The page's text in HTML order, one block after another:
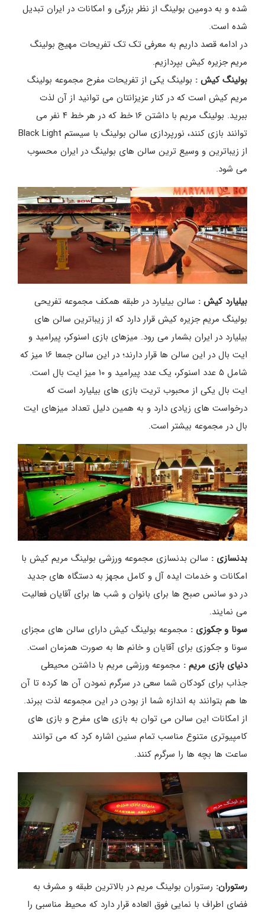
شده و به دومین بولینگ از نظر بزرگی و امکانات در ایران تبدیل
شده است.
در ادامه قصد داریم به معرفی تک تک تفریحات مهیج بولینگ
مریم جزیره کیش بپردازیم.
بولینگ کیش : بولینگ یکی از تفریحات مفرح مجموعه بولینگ
مریم کیش است که در کنار عزیزانتان می توانید از آن لذت
ببرید. بولینگ مریم با داشتن ۱۶ خط که در هر خط ۴ نفر می
توانند بازی کنند، نورپردازی سالن بولینگ با سیستم Black Light
از زیباترین و وسیع ترین سالن های بولینگ در ایران محسوب
می شود.
بیلیارد کیش : سالن بیلیارد در طبقه همکف مجموعه تفریحی
بولینگ مریم جزیره کیش قرار دارد که از زیباترین سالن های
بیلیارد در ایران بشمار می رود. میزهای بازی اسنوکر، پیرامید و
ایت بال در این سالن ها قرار دارند؛ در این سالن جمعا ۱۶ میز که
شامل ۵ عدد اسنوکر، یک عدد پیرامید و ۱۰ میز ایت بال است.
ایت بال یکی از محبوب تریت بازی های بیلیارد است که
درخواست های زیادی دارد و به همین دلیل تعداد میزهای ایت
بال در مجموعه بیشتر است.
بدنسازی : سالن بدنسازی مجموعه ورزشی بولینگ مریم کیش با
امکانات و خدمات ایده آل و کامل مجهز به دستگاه های جدید
در دو سانس صبح ها برای بانوان و شب ها برای آقایان فعالیت
می نمایند.
سونا و جکوزی : مجموعه بولینگ کیش دارای سالن های مجزای
سونا و جکوزی برای آقایان و خانم ها به صورت همزمان است.
دنیای بازی مریم : مجموعه ورزشی مریم با داشتن محیطی
جذاب برای کودکان شما سعی در سرگرم نمودن آن ها کرده تا آن
ها هم بتوانند به اندازه شما از بودن در این مجموعه لذت ببرند.
از امکانات این سالن می توان به بازی های مفرح و بازی های
کامپیوتری متنوع مناسب تمام سنین اشاره کرد که می توانند
ساعت ها بچه ها را سرگرم کنند.
رستوران: رستوران بولینگ مریم در بالاترین طبقه و مشرف به
فضای اطراف با نمایی فوق العاده قرار دارد که محیط مناسبی را